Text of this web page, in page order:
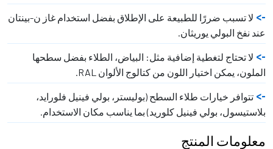
لا تسبب ضررًا للطبيعة على الإطلاق بفضل استخدام غاز ن-بينتان
عند نفخ البولي يوريثان.
لا تحتاج لتغطية إضافية مثل: البياض، الطلاء بفضل سطحها
الملون، يمكن اختيار اللون من كتالوج الألوان RAL.
تتوافر خيارات طلاء السطح (بوليستر، بولي فينيل فلورايد،
بلاستيسول، بولي فينيل كلوريد) بما يناسب مكان الاستخدام.
معلومات المنتج